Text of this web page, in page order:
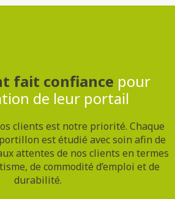
fait confiance pour
de leur portail
clients est notre priorité. Chaque
est étudié avec soin afin de
attentes de nos clients en termes
de commodité d’emploi et de
durabilité.